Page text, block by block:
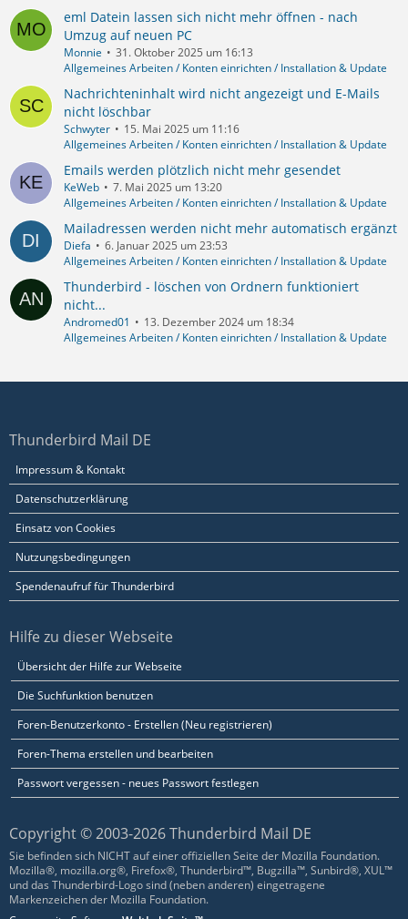
eml Datein lassen sich nicht mehr öffnen - nach
Umzug auf neuen PC
Monnie
31. Oktober 2025 um 16:13
Allgemeines Arbeiten / Konten einrichten / Installation & Update
Nachrichteninhalt wird nicht angezeigt und E-Mails
nicht löschbar
Schwyter
15. Mai 2025 um 11:16
Allgemeines Arbeiten / Konten einrichten / Installation & Update
Emails werden plötzlich nicht mehr gesendet
KeWeb
7. Mai 2025 um 13:20
Allgemeines Arbeiten / Konten einrichten / Installation & Update
Mailadressen werden nicht mehr automatisch ergänzt
Diefa
6. Januar 2025 um 23:53
Allgemeines Arbeiten / Konten einrichten / Installation & Update
Thunderbird - löschen von Ordnern funktioniert
nicht...
Andromed01
13. Dezember 2024 um 18:34
Allgemeines Arbeiten / Konten einrichten / Installation & Update
Thunderbird Mail DE
Impressum & Kontakt
Datenschutzerklärung
Einsatz von Cookies
Nutzungsbedingungen
Spendenaufruf für Thunderbird
Hilfe zu dieser Webseite
Übersicht der Hilfe zur Webseite
Die Suchfunktion benutzen
Foren-Benutzerkonto - Erstellen (Neu registrieren)
Foren-Thema erstellen und bearbeiten
Passwort vergessen - neues Passwort festlegen
Copyright © 2003-2026 Thunderbird Mail DE
Sie befinden sich NICHT auf einer offiziellen Seite der Mozilla Foundation.
Mozilla®, mozilla.org®, Firefox®, Thunderbird™, Bugzilla™, Sunbird®, XUL™
und das Thunderbird-Logo sind (neben anderen) eingetragene
Markenzeichen der Mozilla Foundation.